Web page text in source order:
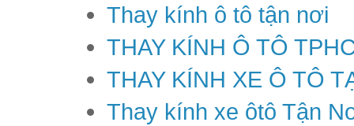
Thay kính ô tô tận nơi
THAY KÍNH Ô TÔ
THAY KÍNH XE Ô TÔ
Thay kính xe ôtô Tận